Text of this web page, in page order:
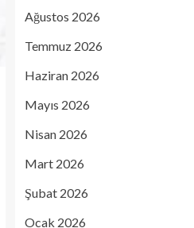
Ağustos 2026
Temmuz 2026
Haziran 2026
Mayıs 2026
Nisan 2026
Mart 2026
Şubat 2026
Ocak 2026